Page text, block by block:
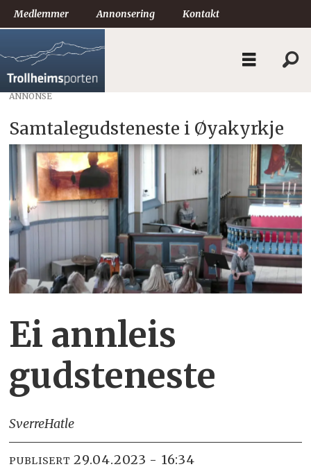
Medlemmer Annonsering Kontakt
ANNONSE
Samtalegudsteneste i Øyakyrkje
Ei annleis
gudsteneste
SverreHatle
PUBLISERT 29.04.2023 - 16:34